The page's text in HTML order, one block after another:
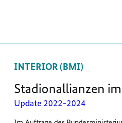
INTERIOR (BMI)
Stadionallianzen
Update 2022-2024